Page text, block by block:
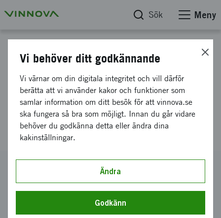
Sök Meny
Resebidrag Health and
Innovation Thought Leader
Delegation, Singapore den 19-
21 november 2024
NEOGAP Therapeutics AB
Vi behöver ditt godkännande
Vi värnar om din digitala integritet och vill därför
berätta att vi använder kakor och funktioner som
samlar information om ditt besök för att vinnova.se
ska fungera så bra som möjligt. Innan du går vidare
behöver du godkänna detta eller ändra dina
kakinställningar.
Ändra
Godkänn